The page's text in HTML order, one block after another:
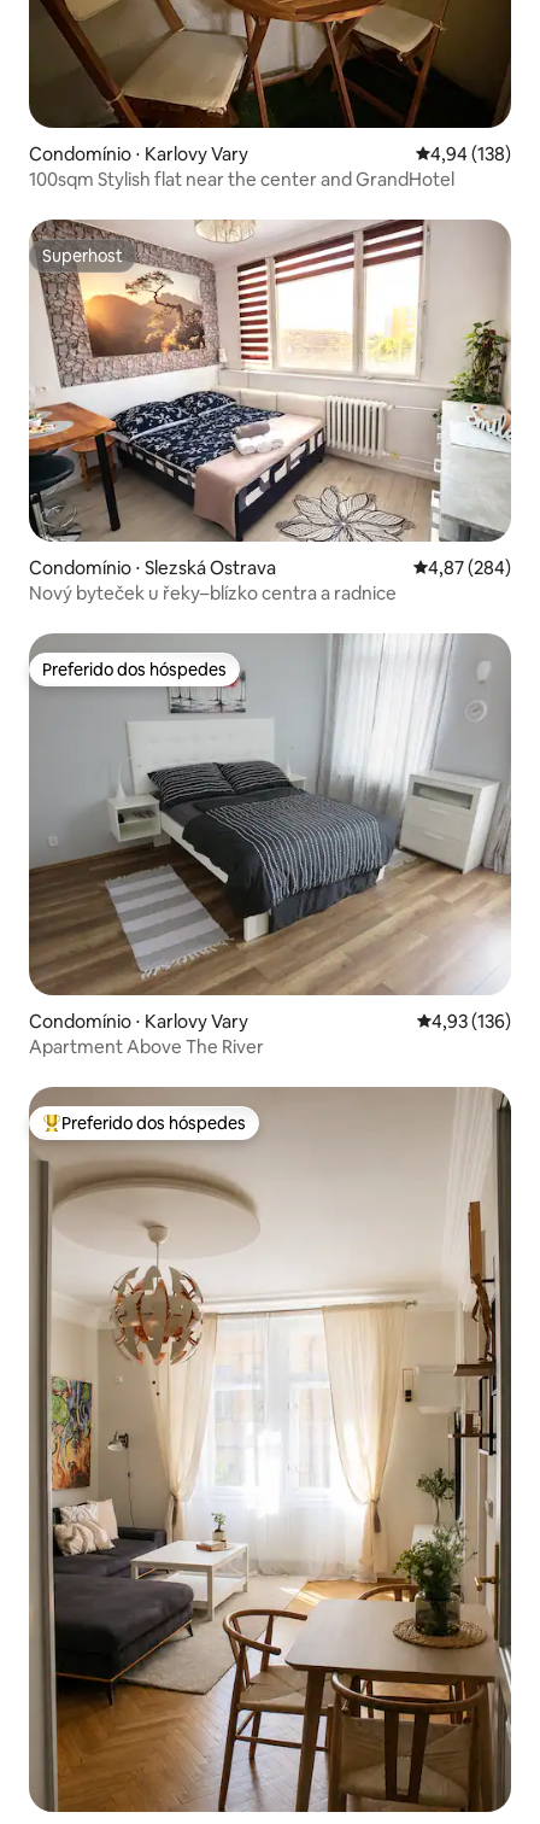
Condomínio ⋅ Karlovy Vary 4,94 de uma
4,94 (138)
100sqm Stylish flat near the center and GrandHotel
Superhost
Superhost
Condomínio ⋅ Slezská Ostrava 4,87 de uma
4,87 (284)
Nový byteček u řeky–blízko centra a radnice
Preferido dos hóspedes
Preferido dos hóspedes
Condomínio ⋅ Karlovy Vary 4,93 de uma
4,93 (136)
Apartment Above The River
Entre os melhores preferidos dos hóspedes
Preferido dos hóspedes